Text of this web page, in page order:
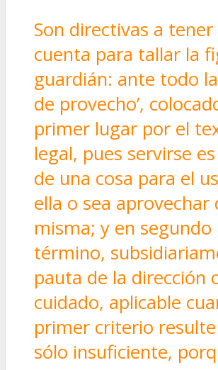
Son directivas a tener
cuenta para tallar la
guardián: ante todo
de provecho’,
primer lugar por el
legal, pues servirse
de una cosa para el
ella o sea aprovechar
misma; y en segundo
término,
pauta de la dirección
cuidado, aplicable
primer criterio
sólo insuficiente,